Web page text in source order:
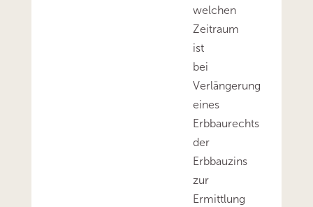
welchen
Zeitraum
ist
bei
Verlängerung
eines
Erbbaurechts
der
Erbbauzins
zur
Ermittlung